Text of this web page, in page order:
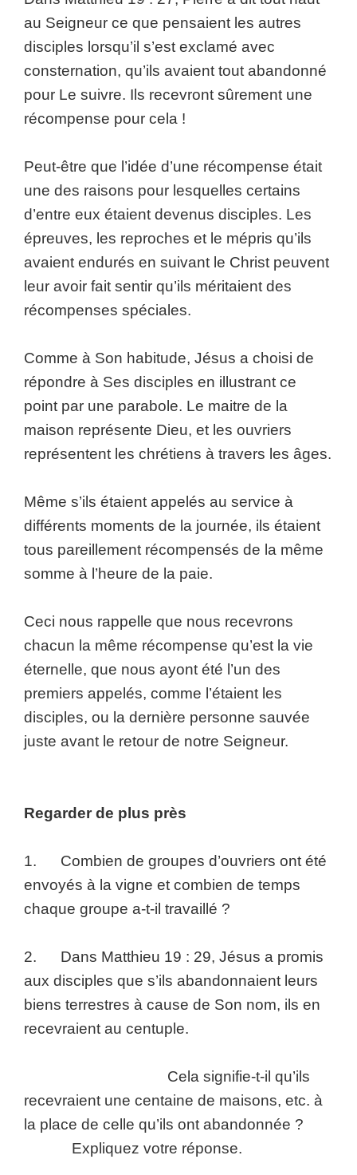
au Seigneur ce que pensaient les autres
disciples lorsqu’il s’est exclamé avec
consternation, qu’ils avaient tout abandonné
pour Le suivre. Ils recevront sûrement une
récompense pour cela !
Peut-être que l’idée d’une récompense était
une des raisons pour lesquelles certains
d’entre eux étaient devenus disciples. Les
épreuves, les reproches et le mépris qu’ils
avaient endurés en suivant le Christ peuvent
leur avoir fait sentir qu’ils méritaient des
récompenses spéciales.
Comme à Son habitude, Jésus a choisi de
répondre à Ses disciples en illustrant ce
point par une parabole. Le maitre de la
maison représente Dieu, et les ouvriers
représentent les chrétiens à travers les âges.
Même s’ils étaient appelés au service à
différents moments de la journée, ils étaient
tous pareillement récompensés de la même
somme à l’heure de la paie.
Ceci nous rappelle que nous recevrons
chacun la même récompense qu’est la vie
éternelle, que nous ayont été l’un des
premiers appelés, comme l’étaient les
disciples, ou la dernière personne sauvée
juste avant le retour de notre Seigneur.
Regarder de plus près
1. Combien de groupes d’ouvriers ont été
envoyés à la vigne et combien de temps
chaque groupe a-t-il travaillé ?
2. Dans Matthieu 19 : 29, Jésus a promis
aux disciples que s’ils abandonnaient leurs
biens terrestres à cause de Son nom, ils en
recevraient au centuple.
Cela signifie-t-il qu’ils
recevraient une centaine de maisons, etc. à
la place de celle qu’ils ont abandonnée ?
Expliquez votre réponse.